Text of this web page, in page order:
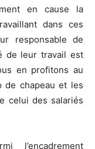
en cause la
dans ces
responsable de
de leur travail est
en profitons au
de chapeau et les
celui des salariés
l’encadrement